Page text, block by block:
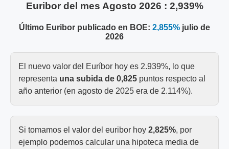
Euribor del mes Agosto 2026 : 2,939%
Último Euribor publicado en BOE: 2,855% julio de
2026
El nuevo valor del Euríbor hoy es 2.939%, lo que
representa una subida de 0,825 puntos respecto al
año anterior (en agosto de 2025 era de 2.114%).
Si tomamos el valor del euribor hoy 2,825%, por
ejemplo podemos calcular una hipoteca media de